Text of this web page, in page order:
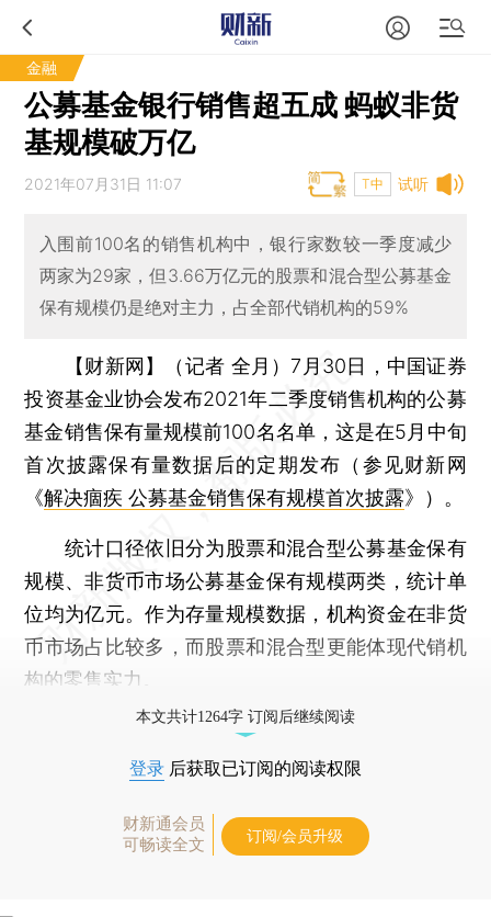
金融
公募基金银行销售超五成 蚂蚁非货
基规模破万亿
试听
2021年07月31日 11:07 T中
入围前100名的销售机构中，银行家数较一季度减少
两家为29家，但3.66万亿元的股票和混合型公募基金
保有规模仍是绝对主力，占全部代销机构的59%
【财新网】（记者 全月） 7月30日，中国证券
投资基金业协会发布2021年二季度销售机构的公募
基金销售保有量规模前100名名单，这是在5月中旬
首次披露保有量数据后的定期发布（参见财新网
《解决痼疾 公募基金销售保有规模首次披露》）。
统计口径依旧分为股票和混合型公募基金保有
规模、非货币市场公募基金保有规模两类，统计单
位均为亿元。作为存量规模数据，机构资金在非货
币市场占比较多，而股票和混合型更能体现代销机
构的零售实力。
本文共计1264字 订阅后继续阅读
登录 后获取已订阅的阅读权限
财新通会员
可畅读全文
订阅/会员升级